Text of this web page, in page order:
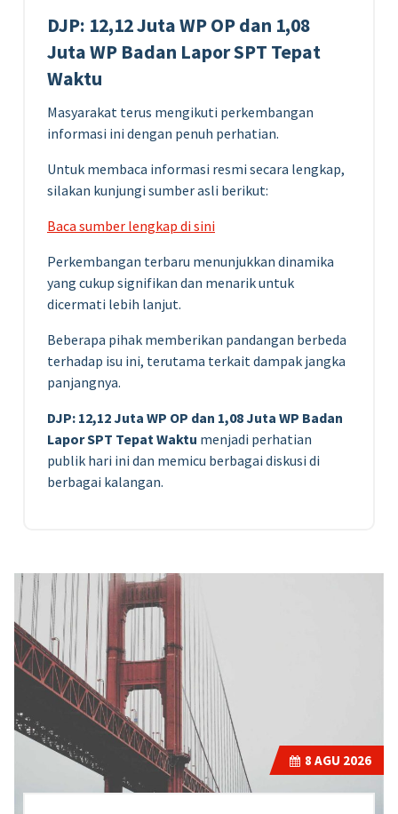
DJP: 12,12 Juta WP OP dan 1,08
Juta WP Badan Lapor SPT Tepat
Waktu
Masyarakat terus mengikuti perkembangan
informasi ini dengan penuh perhatian.
Untuk membaca informasi resmi secara lengkap,
silakan kunjungi sumber asli berikut:
Baca sumber lengkap di sini
Perkembangan terbaru menunjukkan dinamika
yang cukup signifikan dan menarik untuk
dicermati lebih lanjut.
Beberapa pihak memberikan pandangan berbeda
terhadap isu ini, terutama terkait dampak jangka
panjangnya.
DJP: 12,12 Juta WP OP dan 1,08 Juta WP Badan
Lapor SPT Tepat Waktu menjadi perhatian
publik hari ini dan memicu berbagai diskusi di
berbagai kalangan.
8 AGU 2026